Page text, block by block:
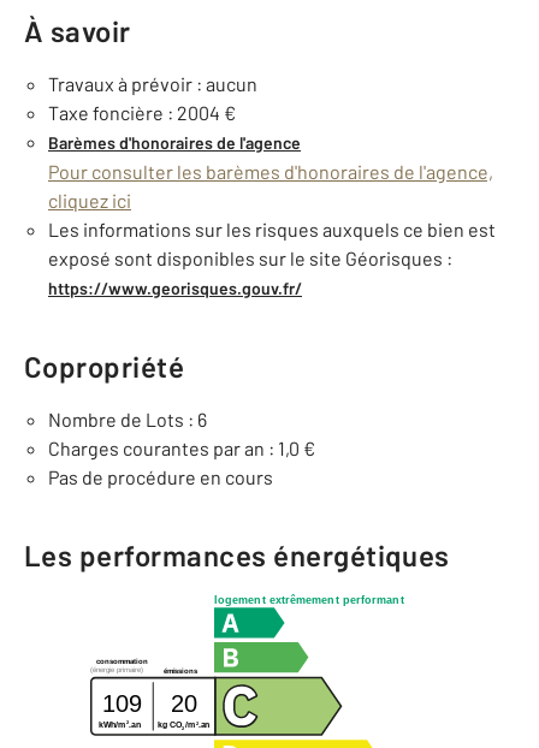
À savoir
Travaux à prévoir : aucun
Taxe foncière : 2004 €
Barèmes d'honoraires de l'agence
Pour consulter les barèmes d'honoraires de l'agence,
cliquez ici
Les informations sur les risques auxquels ce bien est
exposé sont disponibles sur le site Géorisques :
https://www.georisques.gouv.fr/
Copropriété
Nombre de Lots : 6
Charges courantes par an : 1,0 €
Pas de procédure en cours
Les performances énergétiques
logement extrêmement performant
consommation
émissions
(énergie primaire)
109 20
kWh/m 2 .an kg CO2/m2.an